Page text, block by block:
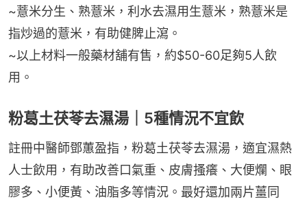
~薏米分生、熟薏米，利水去濕用生薏米，熟薏米是
指炒過的薏米，有助健脾止瀉。
~以上材料一般藥材舖有售，約$50-60足夠5人飲
用。
粉葛土茯苓去濕湯｜5種情況不宜飲
註冊中醫師鄧蕙盈指，粉葛土茯苓去濕湯，適宜濕熱
人士飲用，有助改善口氣重、皮膚搔癢、大便爛、眼
膠多、小便黃、油脂多等情況。最好還加兩片薑同